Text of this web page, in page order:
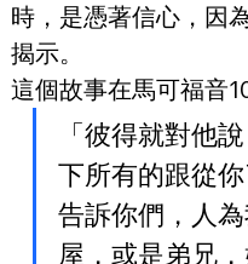
時，是憑著信心，因
揭示。
這個故事在馬可福音
「彼得就對他
下所有的跟從
告訴你們，人
屋，或是弟兄